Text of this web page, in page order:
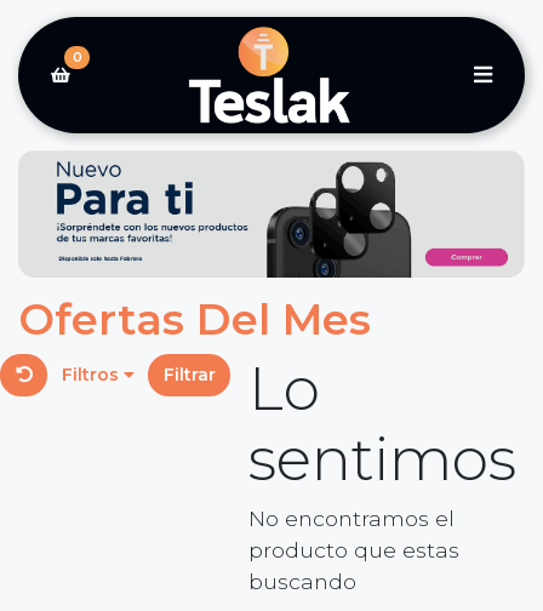
0
Ofertas Del Mes
Filtros Filtrar
Lo
sentimos
No encontramos el
producto que estas
buscando